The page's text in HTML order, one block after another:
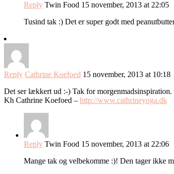
Reply Twin Food 15 november, 2013 at 22:05
Tusind tak :) Det er super godt med
Reply Cathrine Koefoed 15 november, 2013 at 10:18
Det ser lækkert ud :-) Tak for
Kh Cathrine Koefoed – http://www.cathrineyoga.dk
Reply Twin Food 15 november, 2013 at 22:06
Mange tak og velbekomme :)! Den tager ikke